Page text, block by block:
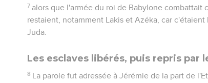
7 alors que l'armée du roi de Babylone
restaient, notamment Lakis et Azéka, car
Juda.
Les esclaves libérés, puis repris par
8 La parole fut adressée à Jérémie de la part de